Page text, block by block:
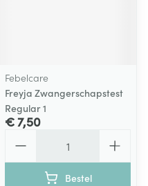
Febelcare
Freyja Zwangerschapstest
Regular 1
€ 7,50
Bestel